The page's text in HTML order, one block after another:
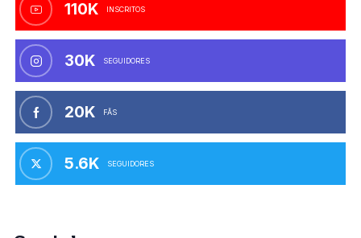
110K INSCRITOS
30K SEGUIDORES
20K FÃS
5.6K SEGUIDORES